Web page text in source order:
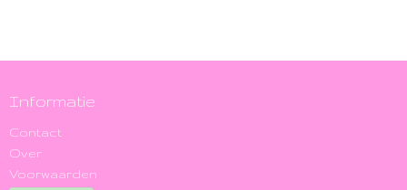
Informatie
Contact
Over
Voorwaarden